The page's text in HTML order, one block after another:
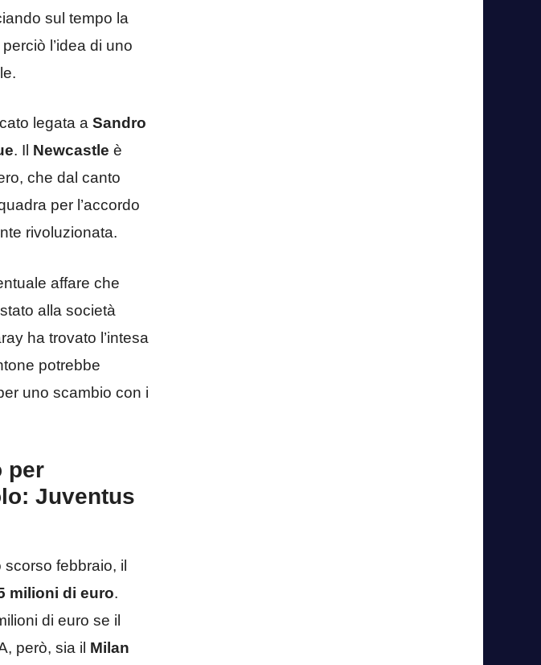
sul tempo la
l’idea di uno
legata a Sandro
. Il Newcastle è
che dal canto
per l’accordo
rivoluzionata.
affare che
alla società
ha trovato l’intesa
potrebbe
uno scambio con i
per
Juventus
febbraio, il
milioni di euro.
di euro se il
però, sia il Milan